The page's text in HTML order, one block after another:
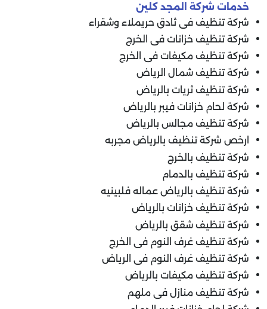
خدمات شركة المجد كلين
شركة تنظيف فى ثادق حريملاء وشقراء
شركة تنظيف خزانات فى الخرج
شركة تنظيف مكيفات فى الخرج
شركة تنظيف شمال الرياض
شركة تنظيف ثريات بالرياض
شركة لحام خزانات فيبر بالرياض
شركة تنظيف مجالس بالرياض
ارخص شركة تنظيف بالرياض مجربه
شركة تنظيف بالخرج
شركة تنظيف بالدمام
شركة تنظيف بالرياض عماله فلبينيه
شركة تنظيف خزانات بالرياض
شركة تنظيف شقق بالرياض
شركة تنظيف غرف النوم فى الخرج
شركة تنظيف غرف النوم فى الرياض
شركة تنظيف مكيفات بالرياض
شركة تنظيف منازل فى ملهم